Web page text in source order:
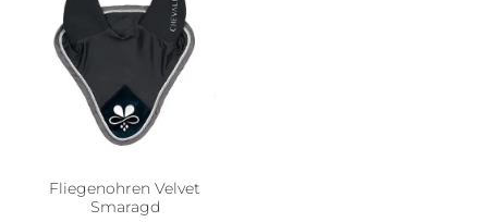
Fliegenohren Velvet
Smaragd